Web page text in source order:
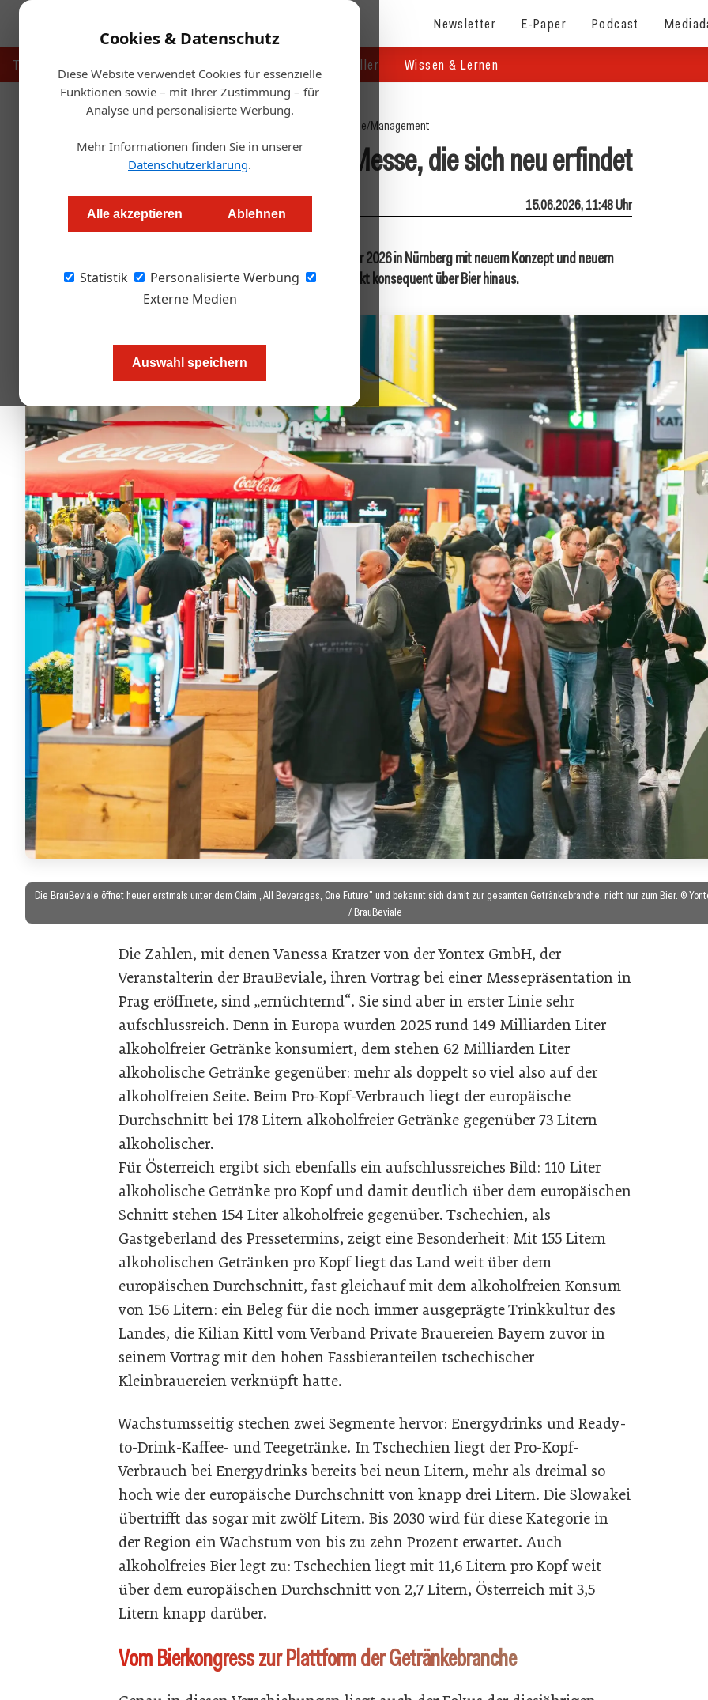
Cookies & Datenschutz
Diese Website verwendet Cookies für essenzielle
Funktionen sowie – mit Ihrer Zustimmung – für
Analyse und personalisierte Werbung.
Mehr Informationen finden Sie in unserer
Datenschutzerklärung.
Alle akzeptieren Ablehnen
Statistik
Personalisierte Werbung
Externe Medien
Auswahl speichern
Newsletter E-Paper Podcast
Touristik Handel & Hersteller Wissen & Lernen
Startseite/Management
BrauBeviale 2026: Die Messe, die sich neu erfindet
Alexander Grübling 15.06.2026, 11:48 Uhr
Die BrauBeviale öffnet vom 10. bis 12. November 2026 in Nürnberg mit neuem Konzept und neuem
Anspruch: Die Messe der Getränkebranche denkt konsequent über Bier hinaus.
Die BrauBeviale öffnet heuer erstmals unter dem Claim „All Beverages, One Future" und bekennt sich damit zur gesamten Getränkebranche, nicht nur zum Bier. ©
/ BrauBeviale
Die Zahlen, mit denen Vanessa Kratzer von der Yontex GmbH, der
Veranstalterin der BrauBeviale, ihren Vortrag bei einer Messepräsentation in
Prag eröffnete, sind „ernüchternd“. Sie sind aber in erster Linie sehr
aufschlussreich. Denn in Europa wurden 2025 rund 149 Milliarden Liter
alkoholfreier Getränke konsumiert, dem stehen 62 Milliarden Liter
alkoholische Getränke gegenüber: mehr als doppelt so viel also auf der
alkoholfreien Seite. Beim Pro-Kopf-Verbrauch liegt der europäische
Durchschnitt bei 178 Litern alkoholfreier Getränke gegenüber 73 Litern
alkoholischer.
Für Österreich ergibt sich ebenfalls ein aufschlussreiches Bild: 110 Liter
alkoholische Getränke pro Kopf und damit deutlich über dem europäischen
Schnitt stehen 154 Liter alkoholfreie gegenüber. Tschechien, als
Gastgeberland des Pressetermins, zeigt eine Besonderheit: Mit 155 Litern
alkoholischen Getränken pro Kopf liegt das Land weit über dem
europäischen Durchschnitt, fast gleichauf mit dem alkoholfreien Konsum
von 156 Litern: ein Beleg für die noch immer ausgeprägte Trinkkultur des
Landes, die Kilian Kittl vom Verband Private Brauereien Bayern zuvor in
seinem Vortrag mit den hohen Fassbieranteilen tschechischer
Kleinbrauereien verknüpft hatte.
Wachstumsseitig stechen zwei Segmente hervor: Energydrinks und Ready-
to-Drink-Kaffee- und Teegetränke. In Tschechien liegt der Pro-Kopf-
Verbrauch bei Energydrinks bereits bei neun Litern, mehr als dreimal so
hoch wie der europäische Durchschnitt von knapp drei Litern. Die Slowakei
übertrifft das sogar mit zwölf Litern. Bis 2030 wird für diese Kategorie in
der Region ein Wachstum von bis zu zehn Prozent erwartet. Auch
alkoholfreies Bier legt zu: Tschechien liegt mit 11,6 Litern pro Kopf weit
über dem europäischen Durchschnitt von 2,7 Litern, Österreich mit 3,5
Litern knapp darüber.
Vom Bierkongress zur Plattform der Getränkebranche